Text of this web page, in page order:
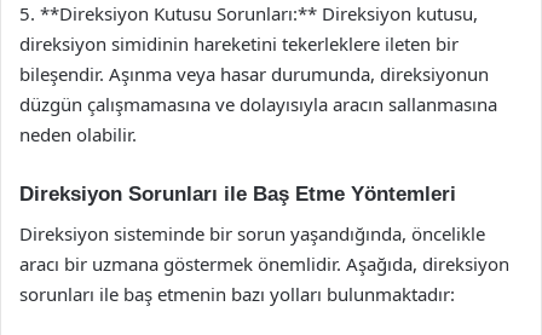
5. **Direksiyon Kutusu Sorunları:** Direksiyon kutusu,
direksiyon simidinin hareketini tekerleklere ileten bir
bileşendir. Aşınma veya hasar durumunda, direksiyonun
düzgün çalışmamasına ve dolayısıyla aracın sallanmasına
neden olabilir.
Direksiyon Sorunları ile Baş Etme Yöntemleri
Direksiyon sisteminde bir sorun yaşandığında, öncelikle
aracı bir uzmana göstermek önemlidir. Aşağıda, direksiyon
sorunları ile baş etmenin bazı yolları bulunmaktadır: